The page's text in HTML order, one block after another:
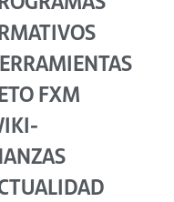
FXM